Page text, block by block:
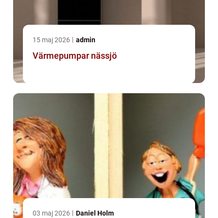
15 maj 2026 admin
Värmepumpar nässjö
03 maj 2026 Daniel Holm